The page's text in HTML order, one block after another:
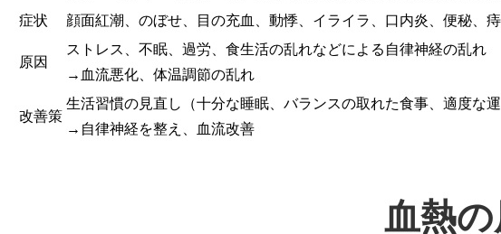
症状
顔面紅潮、のぼせ、目の充血、動悸、イライラ、口内炎、便秘、
原因
ストレス、不眠、過労、食生活の乱れなどによる自律神経の乱れ
→血流悪化、体温調節の乱れ
改善策
生活習慣の見直し（十分な睡眠、バランスの取れた食事、適度な運
→自律神経を整え、血流改善
血熱の